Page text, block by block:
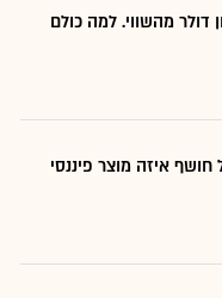
דולר מהשווי. למה כולם
איזה מוצר פיננסי